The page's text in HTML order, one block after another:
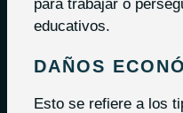
para trabajar o
educativos.
DAÑOS
Esto se refiere a los